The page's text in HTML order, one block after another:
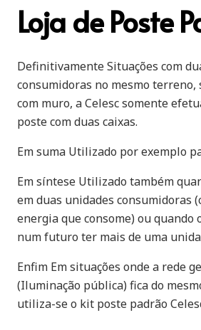
Loja de Poste
Definitivamente Situações com
consumidoras no mesmo terreno,
com muro, a Celesc somente
poste com duas caixas.
Em suma Utilizado por exemplo
Em síntese Utilizado também
em duas unidades consumidoras
energia que consome) ou quando
num futuro ter mais de uma
Enfim Em situações onde a rede
(Iluminação pública) fica do
utiliza-se o kit poste padrão